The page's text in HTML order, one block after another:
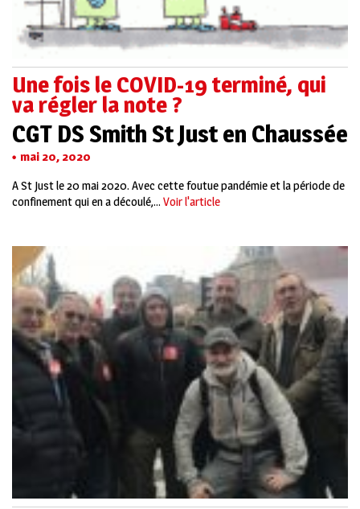
Une fois le COVID-19 terminé, qui
va régler la note ?
CGT DS Smith St Just en Chaussée
mai 20, 2020
A St Just le 20 mai 2020. Avec cette foutue pandémie et la période de
confinement qui en a découlé,... Voir l'article